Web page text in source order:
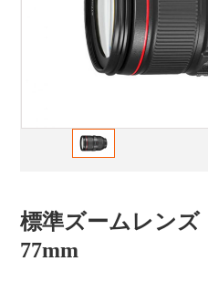
標準ズームレン
77mm